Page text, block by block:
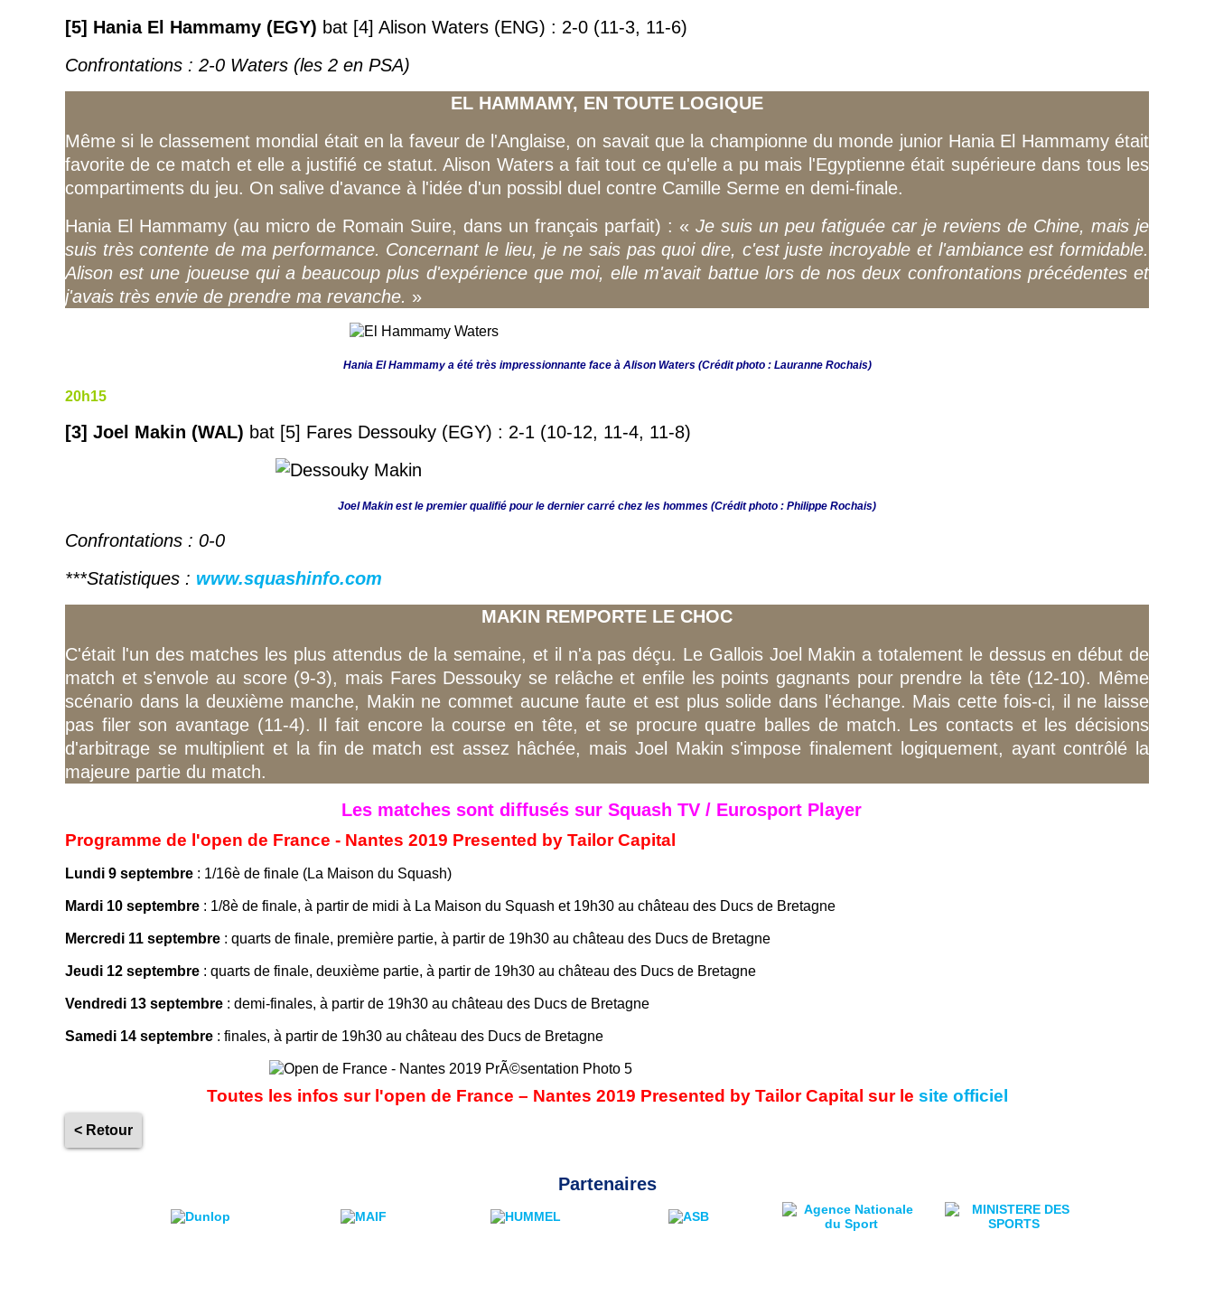
[5] Hania El Hammamy (EGY) bat [4] Alison Waters (ENG) : 2-0 (11-3, 11-6)
Confrontations : 2-0 Waters (les 2 en PSA)
EL HAMMAMY, EN TOUTE LOGIQUE
Même si le classement mondial était en la faveur de l'Anglaise, on savait que la championne du monde junior Hania El Hammamy était
favorite de ce match et elle a justifié ce statut. Alison Waters a fait tout ce qu'elle a pu mais l'Egyptienne était supérieure dans tous les
compartiments du jeu. On salive d'avance à l'idée d'un possibl duel contre Camille Serme en demi-finale.
Hania El Hammamy (au micro de Romain Suire, dans un français parfait) : « Je suis un peu fatiguée car je reviens de Chine, mais je
suis très contente de ma performance. Concernant le lieu, je ne sais pas quoi dire, c'est juste incroyable et l'ambiance est formidable.
Alison est une joueuse qui a beaucoup plus d'expérience que moi, elle m'avait battue lors de nos deux confrontations précédentes et
j'avais très envie de prendre ma revanche. »
Hania El Hammamy a été très impressionnante face à Alison Waters (Crédit photo : Lauranne Rochais)
20h15
[3] Joel Makin (WAL) bat [5] Fares Dessouky (EGY) : 2-1 (10-12, 11-4, 11-8)
Joel Makin est le premier qualifié pour le dernier carré chez les hommes (Crédit photo : Philippe Rochais)
Confrontations : 0-0
***Statistiques : www.squashinfo.com
MAKIN REMPORTE LE CHOC
C'était l'un des matches les plus attendus de la semaine, et il n'a pas déçu. Le Gallois Joel Makin a totalement le dessus en début de
match et s'envole au score (9-3), mais Fares Dessouky se relâche et enfile les points gagnants pour prendre la tête (12-10). Même
scénario dans la deuxième manche, Makin ne commet aucune faute et est plus solide dans l'échange. Mais cette fois-ci, il ne laisse
pas filer son avantage (11-4). Il fait encore la course en tête, et se procure quatre balles de match. Les contacts et les décisions
d'arbitrage se multiplient et la fin de match est assez hâchée, mais Joel Makin s'impose finalement logiquement, ayant contrôlé la
majeure partie du match.
Les matches sont diffusés sur Squash TV / Eurosport Player
Programme de l'open de France - Nantes 2019 Presented by Tailor Capital
Lundi 9 septembre : 1/16è de finale (La Maison du Squash)
Mardi 10 septembre : 1/8è de finale, à partir de midi à La Maison du Squash et 19h30 au château des Ducs de Bretagne
Mercredi 11 septembre : quarts de finale, première partie, à partir de 19h30 au château des Ducs de Bretagne
Jeudi 12 septembre : quarts de finale, deuxième partie, à partir de 19h30 au château des Ducs de Bretagne
Vendredi 13 septembre : demi-finales, à partir de 19h30 au château des Ducs de Bretagne
Samedi 14 septembre : finales, à partir de 19h30 au château des Ducs de Bretagne
Toutes les infos sur l'open de France – Nantes 2019 Presented by Tailor Capital sur le site officiel
< Retour
Partenaires